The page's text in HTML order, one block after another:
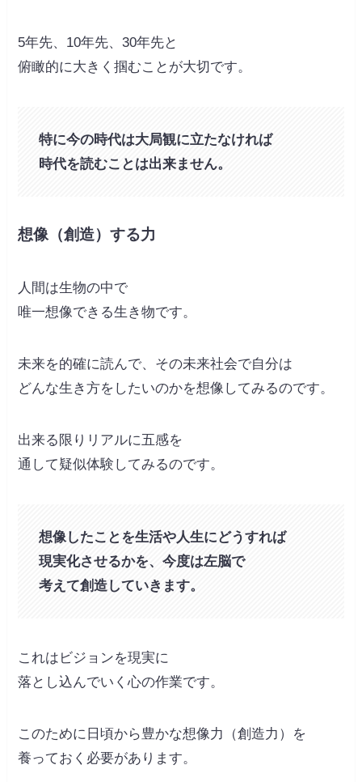
5年先、10年先、30年先と
俯瞰的に大きく掴むことが大切です。
特に今の時代は大局観に立たなければ
時代を読むことは出来ません。
想像（創造）する力
人間は生物の中で
唯一想像できる生き物です。
未来を的確に読んで、その未来社会で自分は
どんな生き方をしたいのかを想像してみるのです。
出来る限りリアルに五感を
通して疑似体験してみるのです。
想像したことを生活や人生にどうすれば
現実化させるかを、今度は左脳で
考えて創造していきます。
これはビジョンを現実に
落とし込んでいく心の作業です。
このために日頃から豊かな想像力（創造力）を
養っておく必要があります。